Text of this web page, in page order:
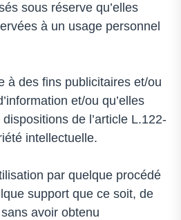
sous réserve qu’elles
à un usage personnel
à des fins publicitaires et/ou
et/ou qu’elles
de l’article L.122-
intellectuelle.
par quelque procédé
support que ce soit, de
avoir obtenu